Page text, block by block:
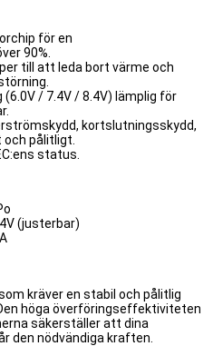
för en
90%.
till att leda bort värme och
/ 7.4V / 8.4V) lämplig för
kortslutningsskydd,
pålitligt.
status.
(justerbar)
kräver en stabil och pålitlig
höga överföringseffektiviteten
säkerställer att dina
den nödvändiga kraften.